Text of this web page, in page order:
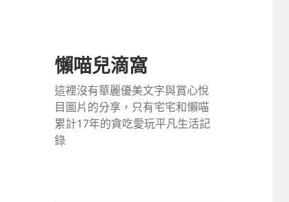
懶喵兒滴窩
這裡沒有華麗優美文字與賞心悅
目圖片的分享，只有宅宅和懶喵
累計17年的貪吃愛玩平凡生活記
錄